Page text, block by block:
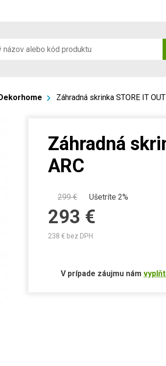
Záhradná skrinka STORE IT
Záhradná
ARC
299€ Ušetríte 2%
293 €
238 € bez DPH
V prípade záujmu nám